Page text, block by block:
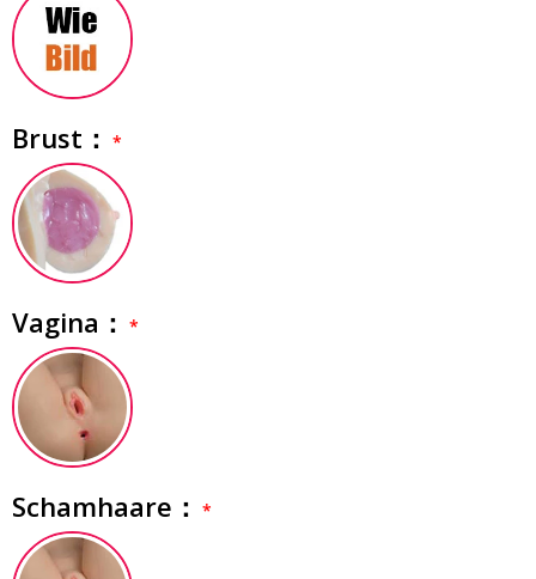
Brust：
Vagina：
Schamhaare：